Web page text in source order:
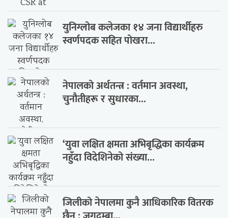
युनिग्लोब कलेजका १४ जना विद्यार्थीहरु
स्वर्णपदक सहित पोखरा...
नेपालको अर्थतन्त्र : वर्तमान अवस्था,
चुनौतीहरू र सुधारका...
‘युवा लक्षित क्षमता अभिबृद्धिका कार्यक्रम
नहुँदा विदेशिनेको संख्या...
जिलीको नेपालमा कुनै आधिकारिक वितरक